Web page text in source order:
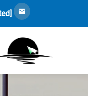
[email protected]